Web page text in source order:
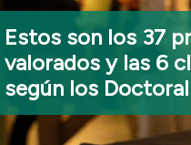
Estos son los 37
valorados y las 6
según los